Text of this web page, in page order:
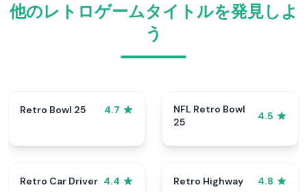
他のレトロゲームタイトルを発見しよ
う
Retro Bowl 25 4.7
NFL Retro Bowl
25
4.5
Retro Car Driver 4.4 Retro Highway 4.8